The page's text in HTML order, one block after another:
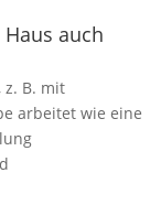
auch
z. B. mit
arbeitet wie eine